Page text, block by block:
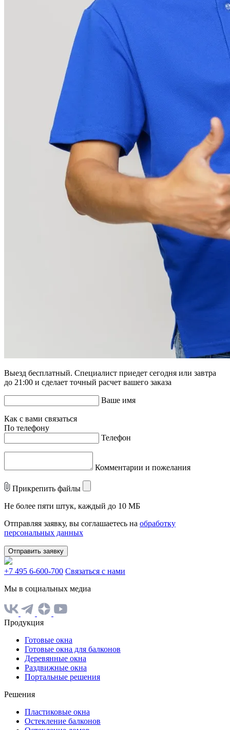
Выезд бесплатный. Специалист приедет сегодня или завтра
до 21:00 и сделает точный расчет вашего заказа
Ваше имя
Как с вами связаться
По телефону
Телефон
Комментарии и пожелания
Прикрепить файлы
Не более пяти штук, каждый до 10 МБ
Отправляя заявку, вы соглашаетесь на обработку
персональных данных
Отправить заявку
+7 495 6-600-700 Связаться с нами
Мы в социальных медиа
Продукция
Готовые окна
Готовые окна для балконов
Деревянные окна
Раздвижные окна
Портальные решения
Решения
Пластиковые окна
Остекление балконов